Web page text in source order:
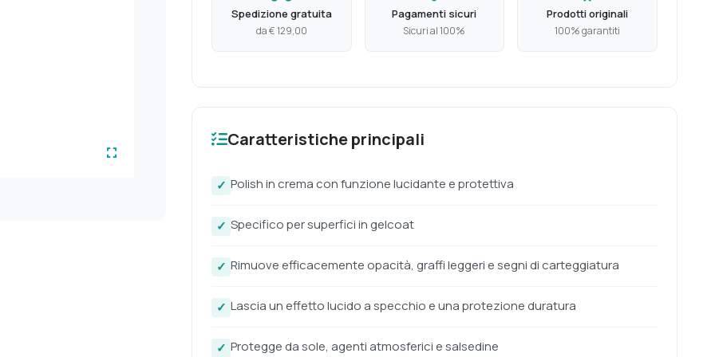
Spedizione gratuita
da € 129,00
Pagamenti sicuri
Sicuri al 100%
Prodotti originali
100% garantiti
Caratteristiche principali
Polish in crema con funzione lucidante e protettiva
Specifico per superfici in gelcoat
Rimuove efficacemente opacità, graffi leggeri e segni di carteggiatura
Lascia un effetto lucido a specchio e una protezione duratura
Protegge da sole, agenti atmosferici e salsedine